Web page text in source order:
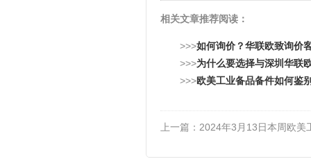
相关文章推荐阅读：
>>>如何询价？华联欧致询价
>>>为什么要选择与深圳华联
>>>欧美工业备品备件如何鉴
上一篇： 2024年3月13日本周欧美